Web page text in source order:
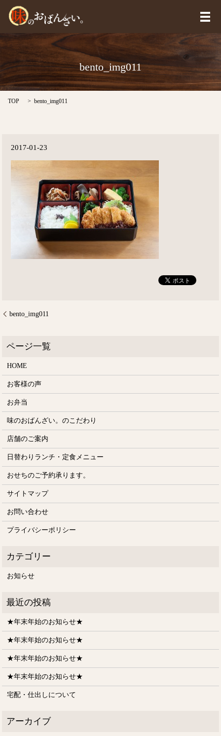
メ
bento_img011
TOP bento_img011
2017-01-23
bento_img011
HOME
お客様の声
お弁当
味のおばんざい。のこだわり
店舗のご案内
日替わりランチ・定食メニュー
おせちのご予約承ります。
サイトマップ
お問い合わせ
プライバシーポリシー
お知らせ
★年末年始のお知らせ★
★年末年始のお知らせ★
★年末年始のお知らせ★
★年末年始のお知らせ★
宅配・仕出しについて